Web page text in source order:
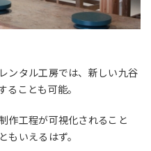
ンタル工房では、新しい九谷
ことも可能。
作工程が可視化されること
もいえるはず。